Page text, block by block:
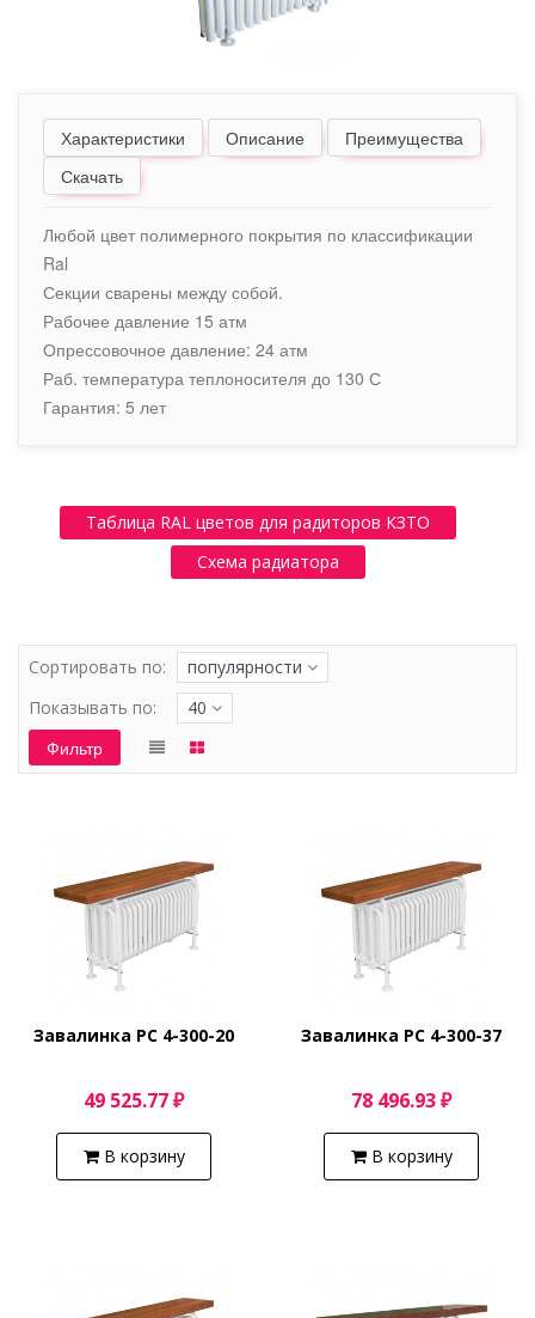
Характеристики Описание
Преимущества
Скачать
Любой цвет полимерного покрытия по классификации
Ral
Секции сварены между собой.
Рабочее давление 15 атм
Опрессовочное давление: 24 атм
Раб. температура теплоносителя до 130 С
Гарантия: 5 лет
Таблица RAL цветов для радиторов КЗТО
Схема радиатора
Сортировать по:
популярности
Показывать по:
40
Фильтр
Завалинка РС 4-300-20
49 525.77 ₽
В корзину
Завалинка РС 4-300-37
78 496.93 ₽
В корзину